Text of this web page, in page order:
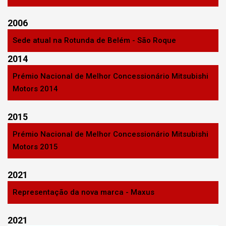
2006
Sede atual na Rotunda de Belém - São Roque
2014
Prémio Nacional de Melhor Concessionário Mitsubishi
Motors 2014
2015
Prémio Nacional de Melhor Concessionário Mitsubishi
Motors 2015
2021
Representação da nova marca - Maxus
2021